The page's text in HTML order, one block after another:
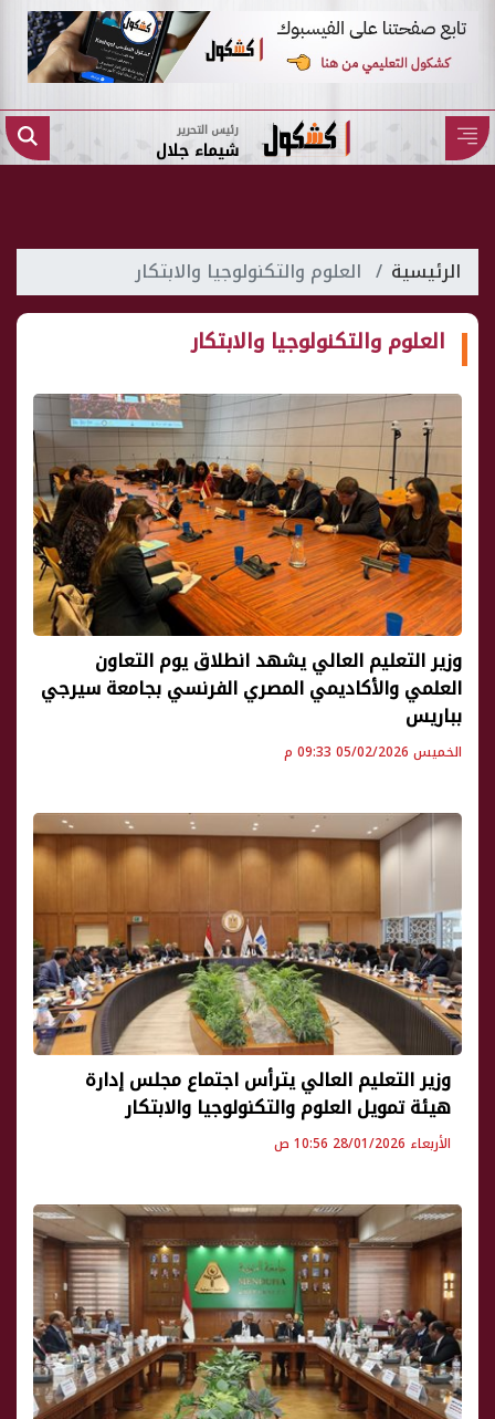
رئيس التحرير
شيماء جلال
الرئيسية العلوم والتكنولوجيا والابتكار
العلوم والتكنولوجيا والابتكار
وزير التعليم العالي يشهد انطلاق يوم التعاون
العلمي والأكاديمي المصري الفرنسي بجامعة سيرجي
بباريس
الخميس 05/02/2026 09:33 م
وزير التعليم العالي يترأس اجتماع مجلس إدارة
هيئة تمويل العلوم والتكنولوجيا والابتكار
الأربعاء 28/01/2026 10:56 ص